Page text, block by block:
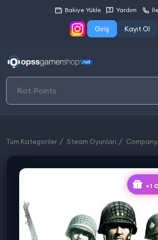
Bakiye Yükle Yardım
Giriş Kayıt Ol
Tüm Kategoriler Steam Oyunları
+1